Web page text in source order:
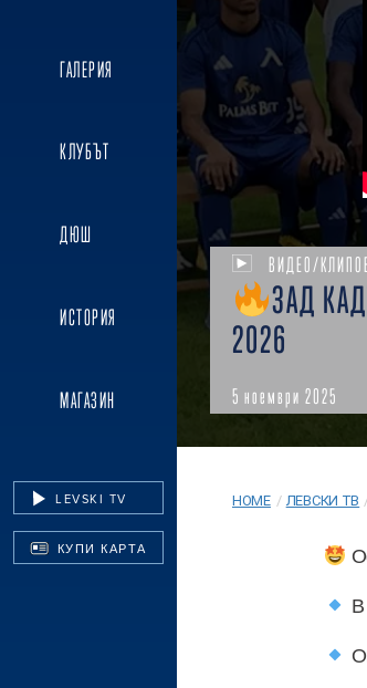
ГАЛЕРИЯ
КЛУБЪТ
ДЮШ
ИСТОРИЯ
МАГАЗИН
LEVSKI TV
КУПИ КАРТА
ВИДЕО/
ЗАД
2026
5 ноември 2025
HOME / ЛЕВСКИ ТВ